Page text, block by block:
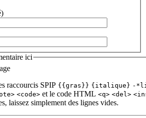
ici
raccourcis SPIP {{gras}} {italique} -
<code> et le code HTML <q> <del>
laissez simplement des lignes vides.